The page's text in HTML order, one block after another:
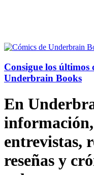
Consigue los últimos
Underbrain Books
En
entrevistas,
reseñas y